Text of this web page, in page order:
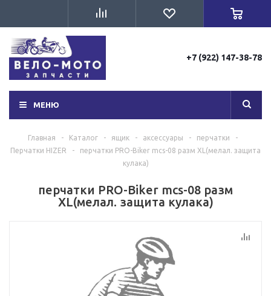
+7 (922) 147-38-78
МЕНЮ
Главная - Каталог - ящик - аксессуары - перчатки
-
Перчатки HIZER
-
перчатки PRO-Biker mcs-08 разм XL(мелал. защита
кулака)
перчатки PRO-Biker mcs-08 разм
XL(мелал. защита кулака)